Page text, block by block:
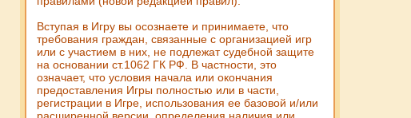
Вступая в Игру вы осознаете и принимаете, что
требования граждан, связанные с организацией игр
или с участием в них, не подлежат судебной защите
на основании ст.1062 ГК РФ. В частности, это
означает, что условия начала или окончания
предоставления Игры полностью или в части,
регистрации в Игре, использования ее базовой и/или